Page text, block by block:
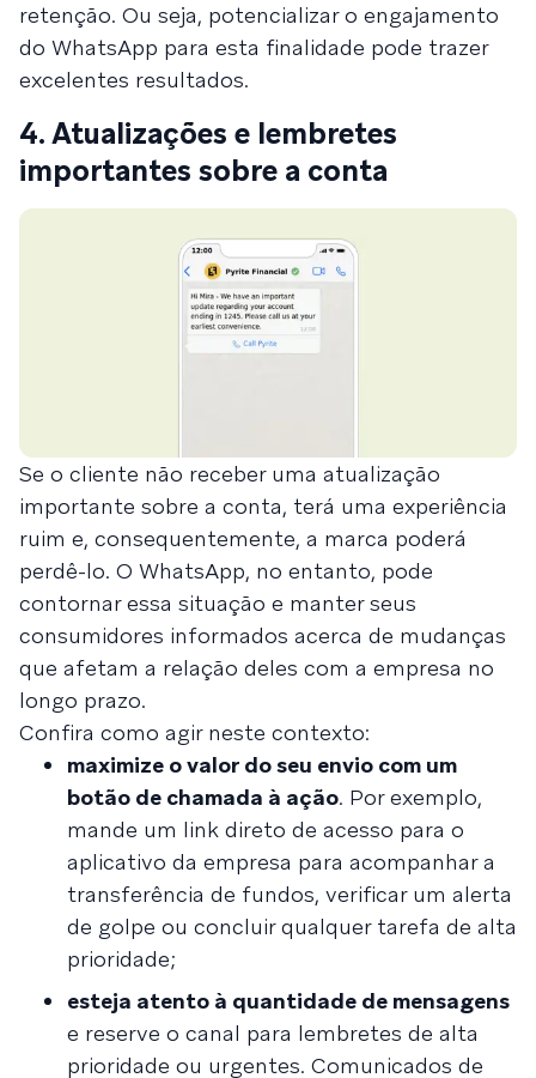
retenção. Ou seja, potencializar o engajamento
do WhatsApp para esta finalidade pode trazer
excelentes resultados.
4. Atualizações e lembretes
importantes sobre a conta
Se o cliente não receber uma atualização
importante sobre a conta, terá uma experiência
ruim e, consequentemente, a marca poderá
perdê-lo. O WhatsApp, no entanto, pode
contornar essa situação e manter seus
consumidores informados acerca de mudanças
que afetam a relação deles com a empresa no
longo prazo.
Confira como agir neste contexto:
maximize o valor do seu envio com um
botão de chamada à ação. Por exemplo,
mande um link direto de acesso para o
aplicativo da empresa para acompanhar a
transferência de fundos, verificar um alerta
de golpe ou concluir qualquer tarefa de alta
prioridade;
esteja atento à quantidade de mensagens
e reserve o canal para lembretes de alta
prioridade ou urgentes. Comunicados de